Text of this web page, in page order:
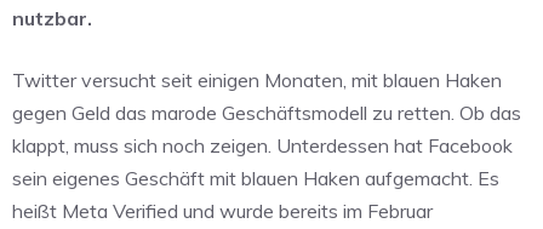
nutzbar.
Twitter versucht seit einigen Monaten, mit blauen Haken
gegen Geld das marode Geschäftsmodell zu retten. Ob das
klappt, muss sich noch zeigen. Unterdessen hat Facebook
sein eigenes Geschäft mit blauen Haken aufgemacht. Es
heißt Meta Verified und wurde bereits im Februar